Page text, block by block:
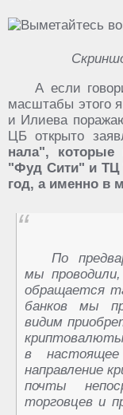
А если
масштабы этого
и Илиева
ЦБ открыто
нала",
"Фуд Сити" и ТЦ
год, а именно в
По
мы
обращается
банков мы
видим
в
направление
почты
торговцев и